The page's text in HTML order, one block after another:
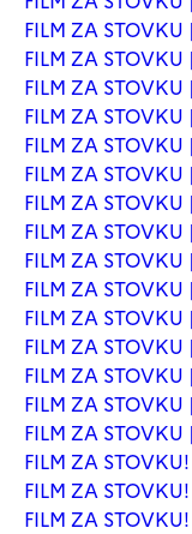
FILM ZA
FILM ZA
FILM ZA
FILM ZA
FILM ZA
FILM ZA
FILM ZA
FILM ZA
FILM ZA
FILM ZA
FILM ZA
FILM ZA
FILM ZA
FILM ZA
FILM ZA
FILM ZA
FILM ZA
FILM ZA